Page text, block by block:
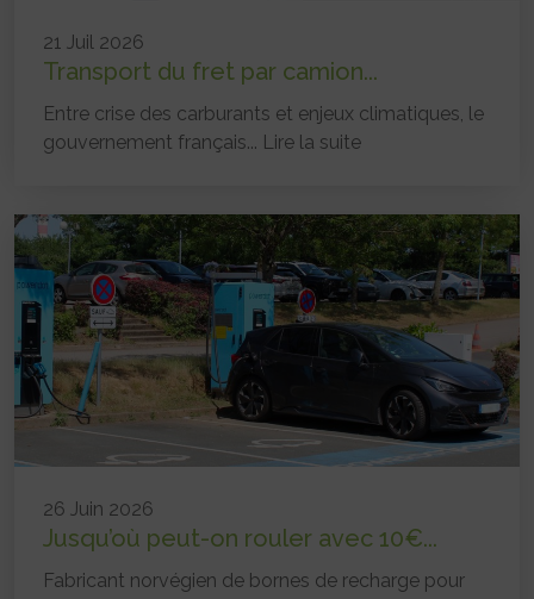
21 Juil 2026
Transport du fret par camion...
Entre crise des carburants et enjeux climatiques, le
gouvernement français... Lire la suite
26 Juin 2026
Jusqu’où peut-on rouler avec 10€...
Fabricant norvégien de bornes de recharge pour